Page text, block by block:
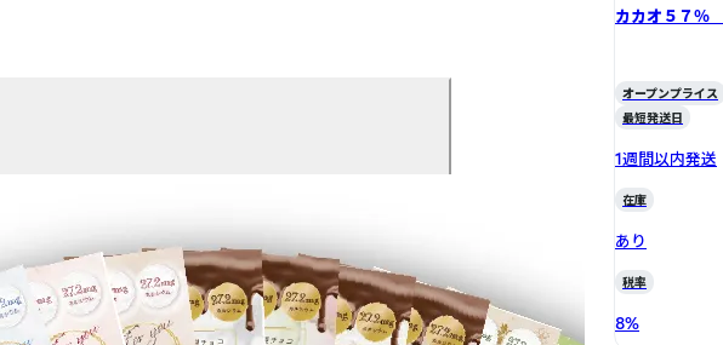
カカオ５７％
オープンプライス
最短発送日
1週間以内発送
在庫
あり
税率
8%